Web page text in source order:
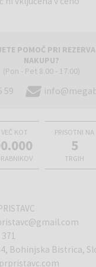
POMOČ PRI
NAKUPU?
(Pon - Pet 8.00 - 17.00)
59
VEČ KOT PRISOTNI NA
5
TRGIH
Bohinjska Bistrica,